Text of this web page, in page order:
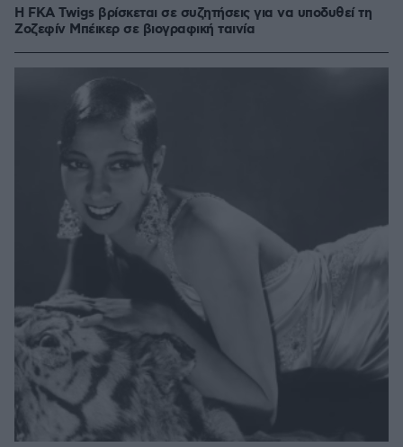
Η FKA Twigs βρίσκεται σε συζητήσεις για να υποδυθεί τη
Ζοζεφίν Μπέικερ σε βιογραφική ταινία